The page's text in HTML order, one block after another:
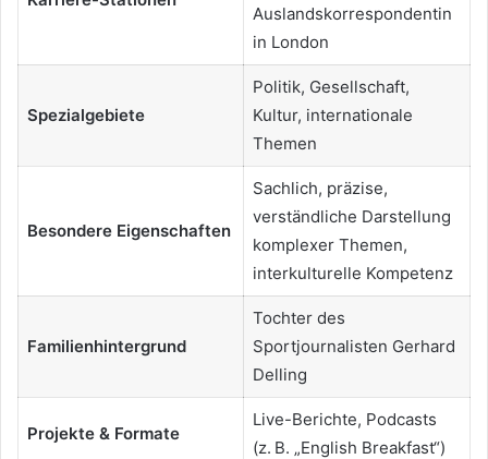
Auslandskorrespondentin
in London
Spezialgebiete
Politik, Gesellschaft,
Kultur, internationale
Themen
Besondere Eigenschaften
Sachlich, präzise,
verständliche Darstellung
komplexer Themen,
interkulturelle Kompetenz
Familienhintergrund
Tochter des
Sportjournalisten Gerhard
Delling
Projekte & Formate
Live-Berichte, Podcasts
(z. B. „English Breakfast“)